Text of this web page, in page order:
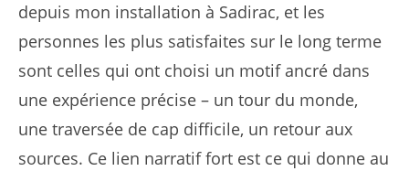
depuis mon installation à Sadirac, et les
personnes les plus satisfaites sur le long terme
sont celles qui ont choisi un motif ancré dans
une expérience précise – un tour du monde,
une traversée de cap difficile, un retour aux
sources. Ce lien narratif fort est ce qui donne au